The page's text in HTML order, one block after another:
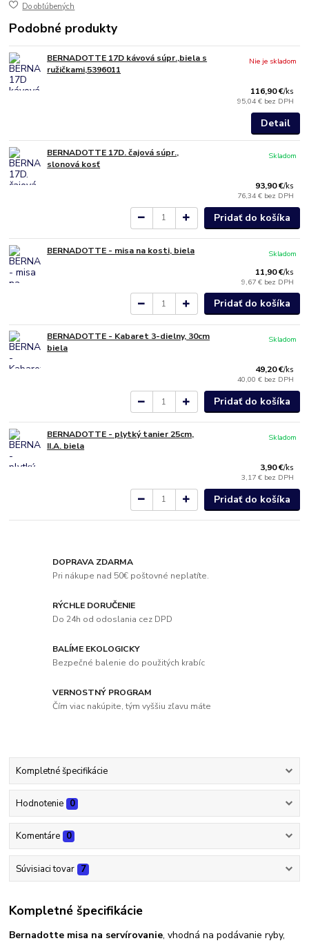
Do obľúbených
Podobné produkty
BERNADOTTE 17D kávová súpr.,biela s
ružičkami,5396011
116,90 €/ks
95,04 € bez DPH
Nie je skladom
Detail
BERNADOTTE 17D. čajová súpr.,
slonová kosť
93,90 €/ks
76,34 € bez DPH
Skladom
Pridať do košíka
BERNADOTTE - misa na kosti, biela
11,90 €/ks
9,67 € bez DPH
Skladom
Pridať do košíka
BERNADOTTE - Kabaret 3-dielny, 30cm
biela
49,20 €/ks
40,00 € bez DPH
Skladom
Pridať do košíka
BERNADOTTE - plytký tanier 25cm,
II.A. biela
3,90 €/ks
3,17 € bez DPH
Skladom
Pridať do košíka
DOPRAVA ZDARMA
Pri nákupe nad 50€ poštovné neplatíte.
RÝCHLE DORUČENIE
Do 24h od odoslania cez DPD
BALÍME EKOLOGICKY
Bezpečné balenie do použitých krabíc
VERNOSTNÝ PROGRAM
Čím viac nakúpite, tým vyššiu zľavu máte
Kompletné špecifikácie
Hodnotenie 0
Komentáre 0
Súvisiaci tovar 7
Kompletné špecifikácie
Bernadotte misa na servírovanie, vhodná na podávanie ryby,